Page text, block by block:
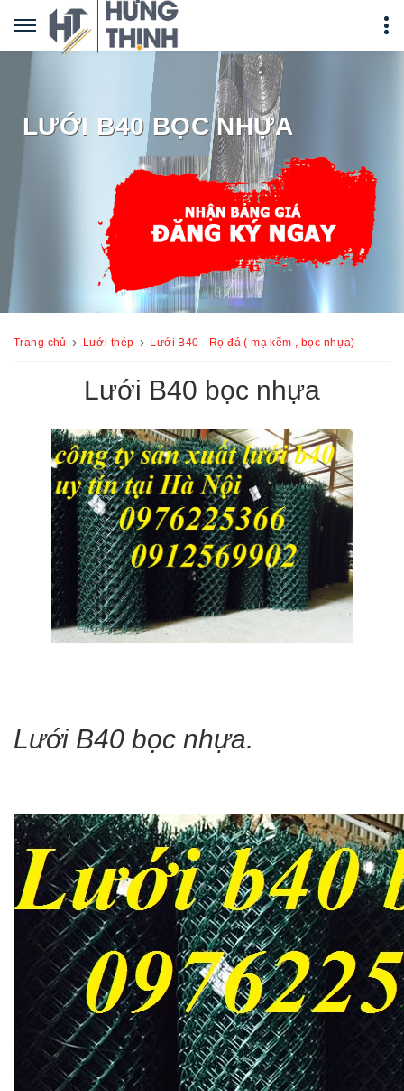
LƯỚI B40 BỌC NHỰA
Trang chủ Lưới thép Lưới B40 - Rọ đá ( mạ kẽm , bọc nhựa)
Lưới B40 bọc nhựa
Lưới B40 bọc nhựa.